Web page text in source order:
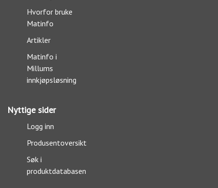
Hvorfor bruke
Matinfo
Artikler
Matinfo i
Millums
innkjøpsløsning
Nyttige sider
Logg inn
Produsentoversikt
Søk i
produktdatabasen